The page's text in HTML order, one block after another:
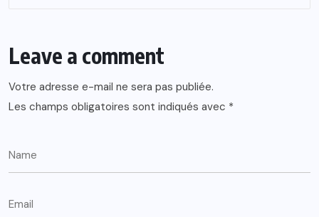
Leave a comment
Votre adresse e-mail ne sera pas publiée.
Les champs obligatoires sont indiqués avec *